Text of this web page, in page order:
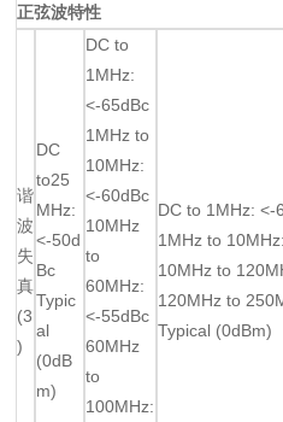
正弦波特性
谐
波
失
真
(3
)
DC
to25
MHz:
<-50d
Bc
Typic
al
(0dB
m)
DC to
1MHz:
<-65dBc
1MHz to
10MHz:
<-60dBc
10MHz
to
60MHz:
<-55dBc
60MHz
to
100MHz:
DC to 1MHz: <-
1MHz to
10MHz to
120MHz to
Typical (0dBm)